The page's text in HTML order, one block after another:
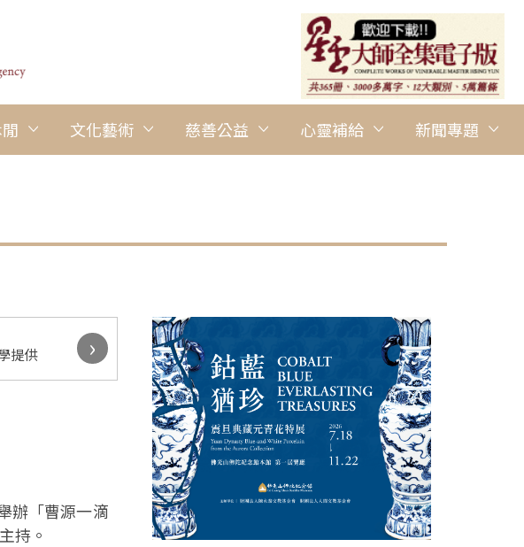
文化藝術 慈善公益 心靈補給 新聞專題
祝賀。 圖/南
圖說：南華大學舉辦「曹源一滴遍界春─2015余碧珠書法展」，
踴躍前往觀賞。 圖/南華大學提供
›
辦「曹源一滴
持。